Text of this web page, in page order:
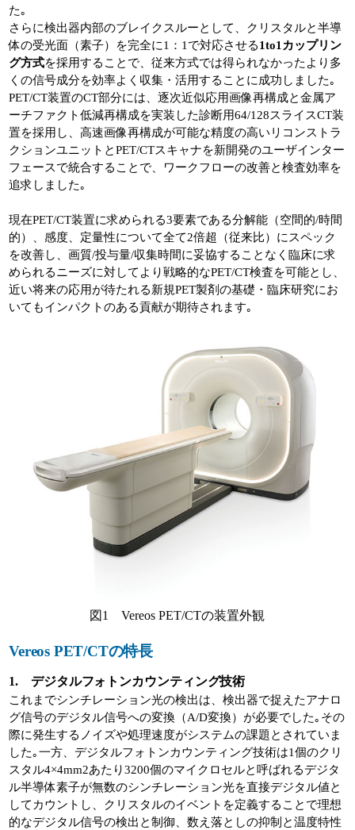
た｡
さらに検出器内部のブレイクスルーとして、クリスタルと半導
体の受光面（素子）を完全に1：1で対応させる1to1カップリン
グ方式を採用することで、従来方式では得られなかったより多
くの信号成分を効率よく収集・活用することに成功しました｡
PET/CT装置のCT部分には、逐次近似応用画像再構成と金属ア
ーチファクト低減再構成を実装した診断用64/128スライスCT装
置を採用し、高速画像再構成が可能な精度の高いリコンストラ
クションユニットとPET/CTスキャナを新開発のユーザインター
フェースで統合することで、ワークフローの改善と検査効率を
追求しました｡
現在PET/CT装置に求められる3要素である分解能（空間的/時間
的）、感度、定量性について全て2倍超（従来比）にスペック
を改善し、画質/投与量/収集時間に妥協することなく臨床に求
められるニーズに対してより戦略的なPET/CT検査を可能とし、
近い将来の応用が待たれる新規PET製剤の基礎・臨床研究にお
いてもインパクトのある貢献が期待されます｡
図1 Vereos PET/CTの装置外観
Vereos PET/CTの特長
1. デジタルフォトンカウンティング技術
これまでシンチレーション光の検出は、検出器で捉えたアナロ
グ信号のデジタル信号への変換（A/D変換）が必要でした｡その
際に発生するノイズや処理速度がシステムの課題とされていま
した｡一方、デジタルフォトンカウンティング技術は1個のクリ
スタル4×4mm2あたり3200個のマイクロセルと呼ばれるデジタ
ル半導体素子が無数のシンチレーション光を直接デジタル値と
してカウントし、クリスタルのイベントを定義することで理想
的なデジタル信号の検出と制御、数え落としの抑制と温度特性